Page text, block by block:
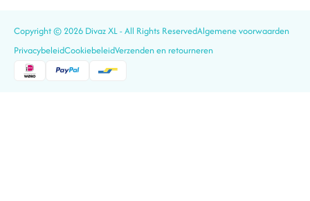
Copyright © 2026 Divaz XL - All Rights ReservedAlgemene voorwaarden
PrivacybeleidCookiebeleidVerzenden en retourneren